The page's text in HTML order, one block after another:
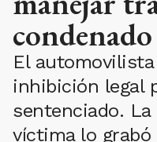
condenado
El
inhibición legal
sentenciado. La
víctima lo grabó